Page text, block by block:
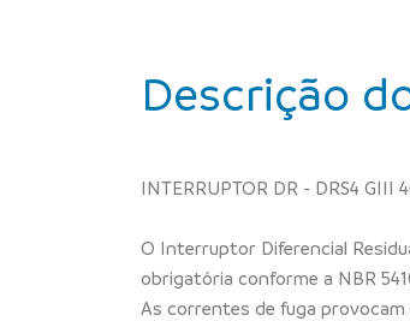
Descrição
INTERRUPTOR DR - DRS4 GIII
O Interruptor Diferencial
obrigatória conforme a NBR
As correntes de fuga provocam